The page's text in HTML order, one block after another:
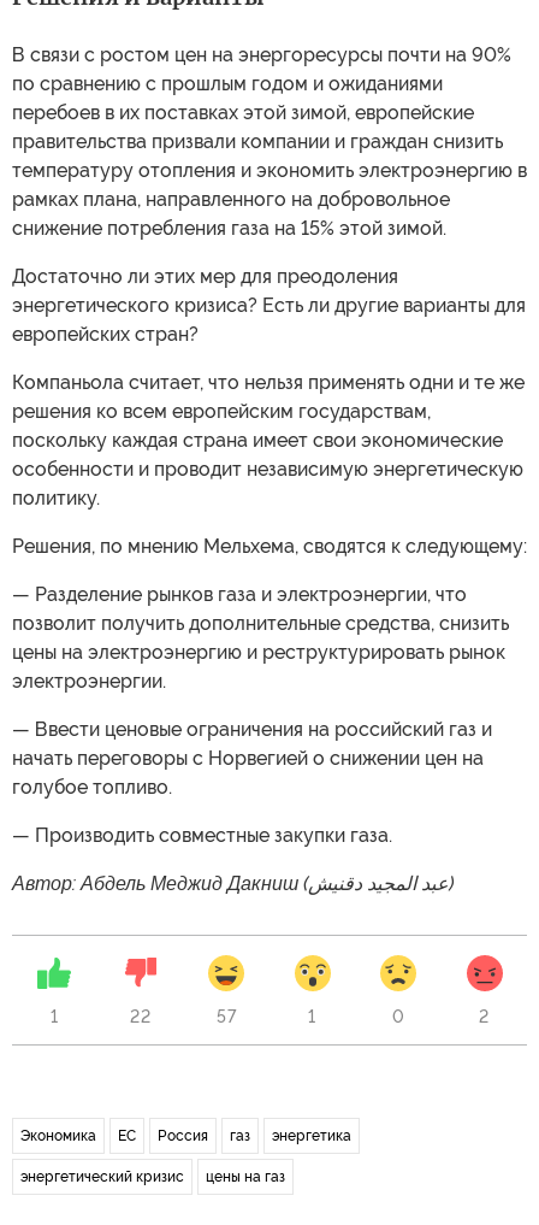
В связи с ростом цен на энергоресурсы почти на 90%
по сравнению с прошлым годом и ожиданиями
перебоев в их поставках этой зимой, европейские
правительства призвали компании и граждан снизить
температуру отопления и экономить электроэнергию в
рамках плана, направленного на добровольное
снижение потребления газа на 15% этой зимой.
Достаточно ли этих мер для преодоления
энергетического кризиса? Есть ли другие варианты для
европейских стран?
Компаньола считает, что нельзя применять одни и те же
решения ко всем европейским государствам,
поскольку каждая страна имеет свои экономические
особенности и проводит независимую энергетическую
политику.
Решения, по мнению Мельхема, сводятся к следующему:
— Разделение рынков газа и электроэнергии, что
позволит получить дополнительные средства, снизить
цены на электроэнергию и реструктурировать рынок
электроэнергии.
— Ввести ценовые ограничения на российский газ и
начать переговоры с Норвегией о снижении цен на
голубое топливо.
— Производить совместные закупки газа.
Автор: Абдель Меджид Дакниш (عبد المجيد دقنيش)
1 22 57 1 0 2
Экономика ЕС Россия газ энергетика
энергетический кризис цены на газ